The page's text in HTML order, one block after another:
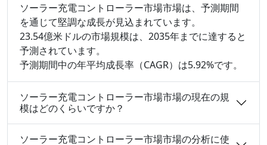
ソーラー充電コントローラー市場市場は、予測期間
を通じて堅調な成長が見込まれています。
23.54億米ドルの市場規模は、2035年までに達すると
予測されています。
予測期間中の年平均成長率（CAGR）は5.92%です。
ソーラー充電コントローラー市場市場の現在の規
模はどのくらいですか？
ソーラー充電コントローラー市場市場の分析に使